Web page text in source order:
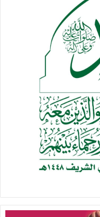
من الغباء الرهيب”.
الإسناد واضحة، وهي فرضت
الأهمية، موضحا أن العدو
وتصفية قضيته
مهم ومؤثر ويتطلب
وعزمنا أن نسعى مع كل
لمساندة الشعب
على الأعداء ومن يتورط